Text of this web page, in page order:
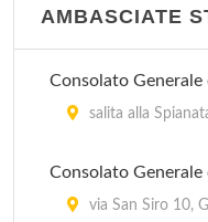
AMBASCIATE
Consolato Generale
salita alla
Consolato Generale
via San Siro 10,